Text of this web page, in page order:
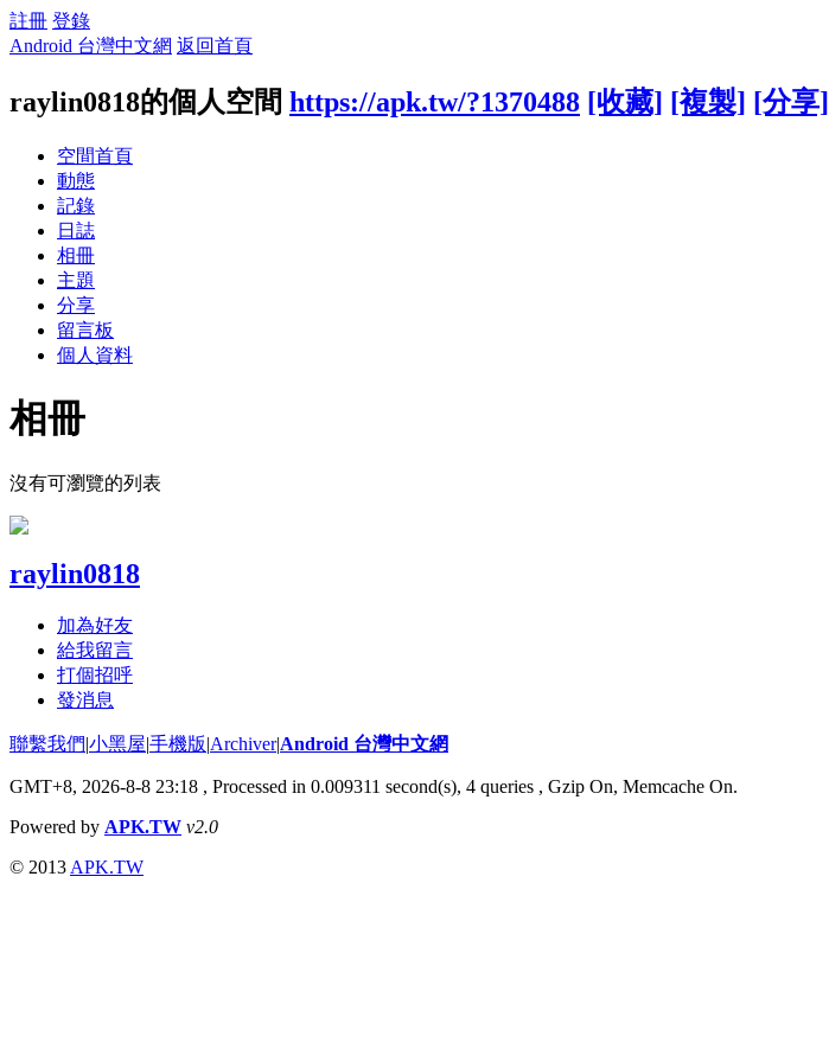
註冊 登錄
Android 台灣中文網 返回首頁
raylin0818的個人空間 https://apk.tw/?1370488 [收藏] [複製] [分享]
空間首頁
動態
記錄
日誌
相冊
主題
分享
留言板
個人資料
相冊
沒有可瀏覽的列表
raylin0818
加為好友
給我留言
打個招呼
發消息
聯繫我們|小黑屋|手機版|Archiver|Android 台灣中文網
GMT+8, 2026-8-8 23:18 , Processed in 0.009311 second(s), 4 queries , Gzip On, Memcache On.
Powered by APK.TW v2.0
© 2013 APK.TW